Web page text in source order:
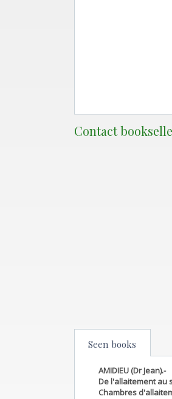
Contact
Seen books
AMIDIEU (Dr Jean).-
De l'allaitement au
Chambres